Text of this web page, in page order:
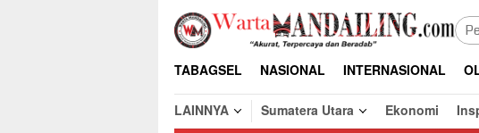
Loncat
konten
TABAGSEL NASIONAL INTERNASIONAL
LAINNYA
Sumatera Utara Ekonomi